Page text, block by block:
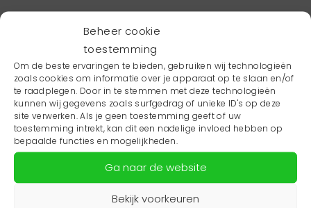
Beheer cookie
toestemming
Om de beste ervaringen te bieden, gebruiken wij technologieën
zoals cookies om informatie over je apparaat op te slaan en/of
te raadplegen. Door in te stemmen met deze technologieën
kunnen wij gegevens zoals surfgedrag of unieke ID's op deze
site verwerken. Als je geen toestemming geeft of uw
toestemming intrekt, kan dit een nadelige invloed hebben op
bepaalde functies en mogelijkheden.
Ga naar de website
Bekijk voorkeuren
Wil je niets missen?
Wil je op de hoogte blijven van het laatste
zorgnieuws in jouw regio? Schrijf je dan in voor
onze nieuwsbrief.